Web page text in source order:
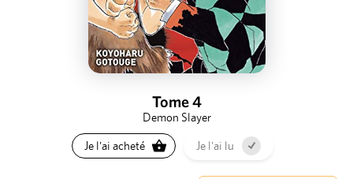
Tome 4
Demon Slayer
Je l'ai acheté Je l'ai lu